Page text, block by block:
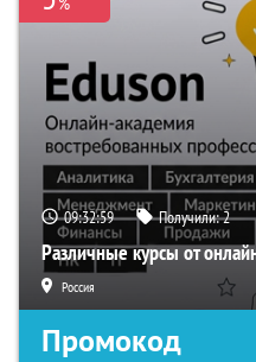
09:32:58 Получили:2
Различные курсы от
Россия
Промокод